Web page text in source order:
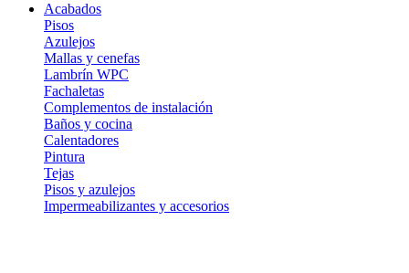
Acabados
Pisos
Azulejos
Mallas y cenefas
Lambrín WPC
Fachaletas
Complementos de instalación
Baños y cocina
Calentadores
Pintura
Tejas
Pisos y azulejos
Impermeabilizantes y accesorios